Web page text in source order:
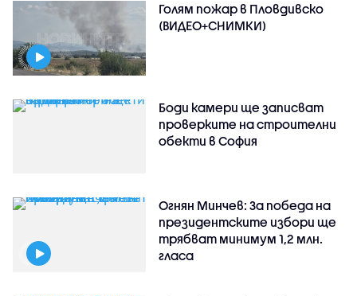
Голям пожар в Пловдивско
(ВИДЕО+СНИМКИ)
Боди камери ще записват
проверките на строителни
обекти в София
Огнян Минчев: За победа на
президентските избори ще
трябват минимум 1,2 млн.
гласа